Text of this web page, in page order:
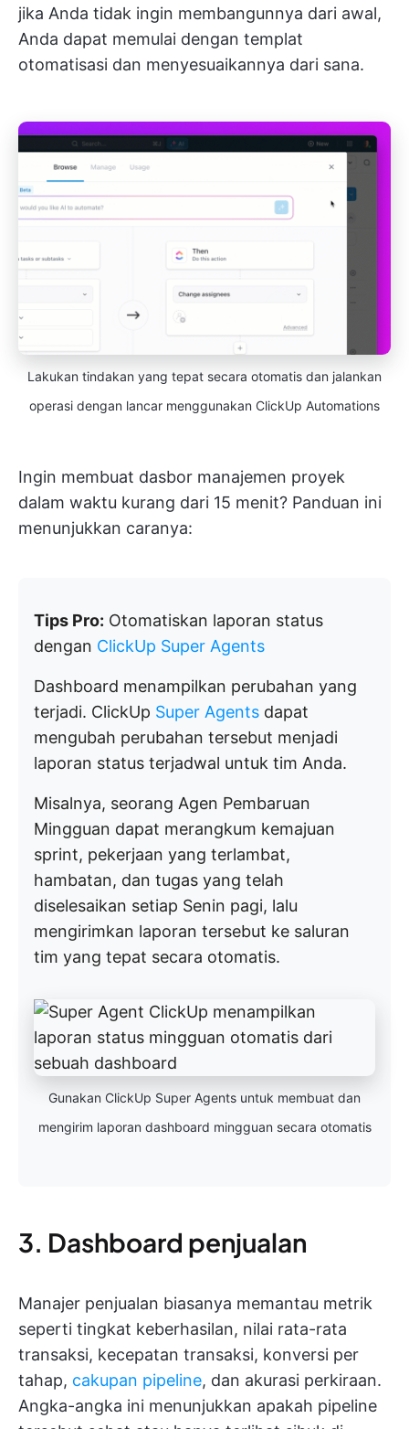
jika Anda tidak ingin membangunnya dari awal,
Anda dapat memulai dengan templat
otomatisasi dan menyesuaikannya dari sana.
Lakukan tindakan yang tepat secara otomatis dan jalankan
operasi dengan lancar menggunakan ClickUp Automations
Ingin membuat dasbor manajemen proyek
dalam waktu kurang dari 15 menit? Panduan ini
menunjukkan caranya:
Tips Pro: Otomatiskan laporan status
dengan ClickUp Super Agents
Dashboard menampilkan perubahan yang
terjadi. ClickUp Super Agents dapat
mengubah perubahan tersebut menjadi
laporan status terjadwal untuk tim Anda.
Misalnya, seorang Agen Pembaruan
Mingguan dapat merangkum kemajuan
sprint, pekerjaan yang terlambat,
hambatan, dan tugas yang telah
diselesaikan setiap Senin pagi, lalu
mengirimkan laporan tersebut ke saluran
tim yang tepat secara otomatis.
Gunakan ClickUp Super Agents untuk membuat dan
mengirim laporan dashboard mingguan secara otomatis
3. Dashboard penjualan
Manajer penjualan biasanya memantau metrik
seperti tingkat keberhasilan, nilai rata-rata
transaksi, kecepatan transaksi, konversi per
tahap, cakupan pipeline, dan akurasi perkiraan.
Angka-angka ini menunjukkan apakah pipeline